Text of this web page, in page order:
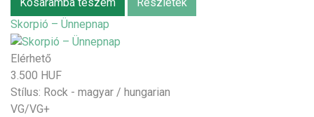
Kosaramba teszem
Részletek
Skorpió – Ünnepnap
Elérhető
3.500 HUF
Stílus: Rock - magyar / hungarian
VG/VG+